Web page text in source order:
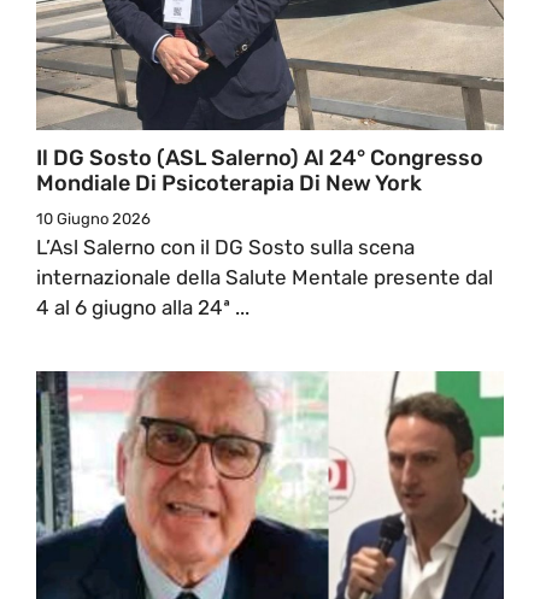
Il DG Sosto (ASL Salerno) Al 24° Congresso
Mondiale Di Psicoterapia Di New York
10 Giugno 2026
L’Asl Salerno con il DG Sosto sulla scena
internazionale della Salute Mentale presente dal
4 al 6 giugno alla 24ª ...